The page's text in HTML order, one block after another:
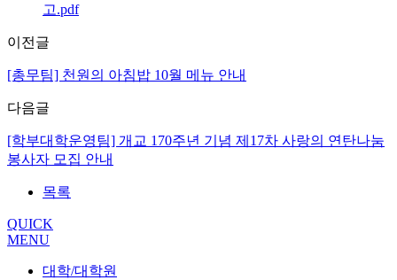
고.pdf
이전글
[총무팀] 천원의 아침밥 10월 메뉴 안내
다음글
[학부대학운영팀] 개교 170주년 기념 제17차 사랑의 연탄나눔
봉사자 모집 안내
목록
QUICK
MENU
대학/대학원